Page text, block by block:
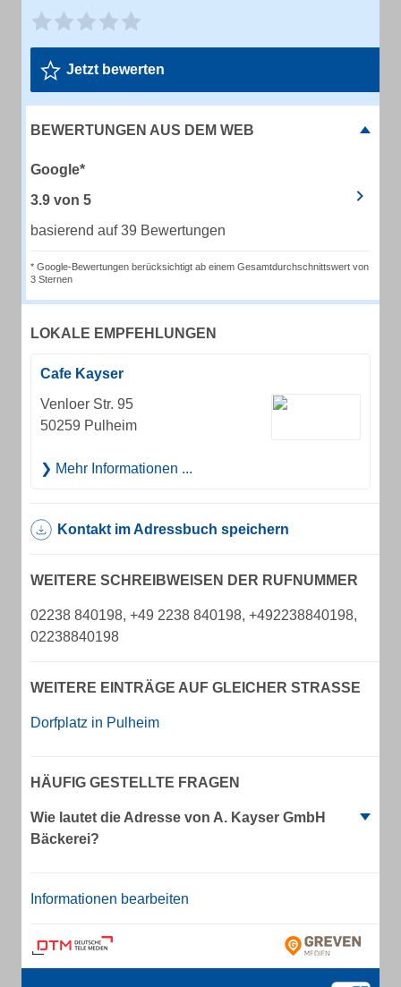
Jetzt bewerten
BEWERTUNGEN AUS DEM WEB
Google*
3.9 von 5
basierend auf 39 Bewertungen
* Google-Bewertungen berücksichtigt ab einem Gesamtdurchschnittswert von
3 Sternen
LOKALE EMPFEHLUNGEN
Cafe Kayser
Venloer Str. 95
50259 Pulheim
Mehr Informationen ...
Kontakt im Adressbuch speichern
WEITERE SCHREIBWEISEN DER RUFNUMMER
02238 840198, +49 2238 840198, +492238840198,
02238840198
WEITERE EINTRÄGE AUF GLEICHER STRASSE
Dorfplatz in Pulheim
HÄUFIG GESTELLTE FRAGEN
Wie lautet die Adresse von A. Kayser GmbH
Bäckerei?
Informationen bearbeiten